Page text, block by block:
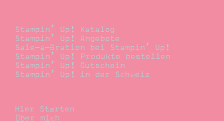
Stampin’ Up! Katalog
Stampin’ Up! Angebote
Sale-a-Bration bei Stampin’ Up!
Stampin’ Up! Produkte bestellen
Stampin’ Up! Gutschein
Stampin’ Up! in der Schweiz
Hier Starten
Über mich